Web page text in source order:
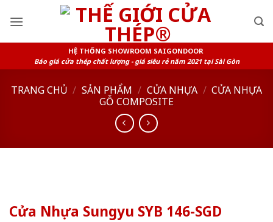
HỆ THỐNG SHOWROOM SAIGONDOOR
Báo giá cửa thép chất lượng - giá siêu rẻ năm 2021 tại Sài Gòn
TRANG CHỦ / SẢN PHẨM / CỬA NHỰA / CỬA NHỰA
GỖ COMPOSITE
Cửa Nhựa Sungyu SYB 146-SGD